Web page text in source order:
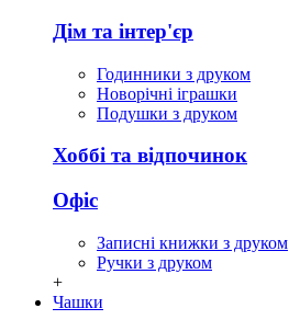
Дім та інтер'єр
Годинники з друком
Новорічні іграшки
Подушки з друком
Хоббі та відпочинок
Офіс
Записні книжки з друком
Ручки з друком
+
Чашки